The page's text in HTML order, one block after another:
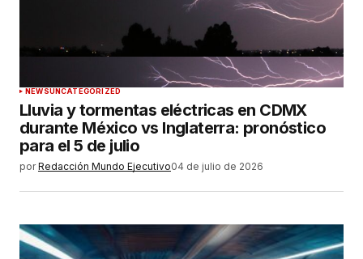
NEWSUNCATEGORIZED
Lluvia y tormentas eléctricas en CDMX
durante México vs Inglaterra: pronóstico
para el 5 de julio
por Redacción Mundo Ejecutivo04 de julio de 2026